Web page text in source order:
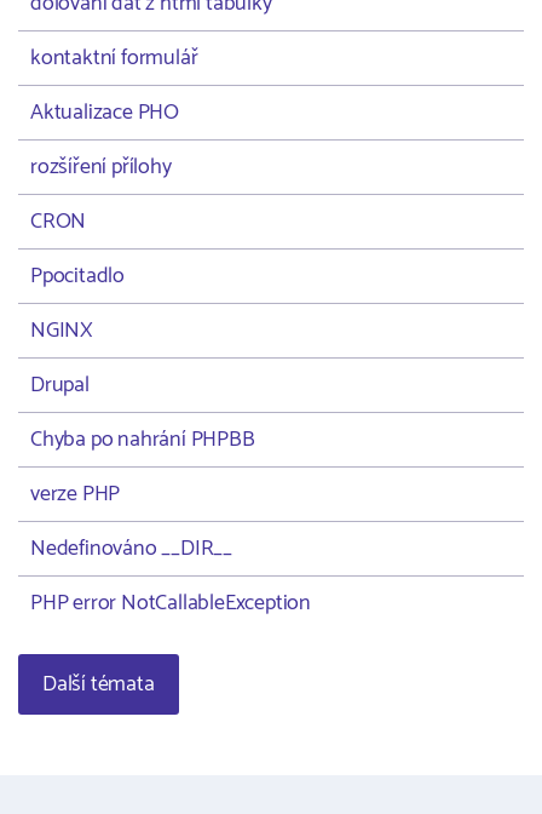
kontaktní formulář
Aktualizace PHO
rozšíření přílohy
CRON
Ppocitadlo
NGINX
Drupal
Chyba po nahrání PHPBB
verze PHP
Nedefinováno __DIR__
PHP error NotCallableException
Další témata